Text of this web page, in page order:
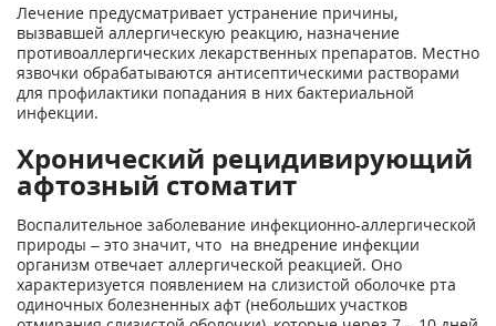
Лечение предусматривает устранение причины,
вызвавшей аллергическую реакцию, назначение
противоаллергических лекарственных препаратов. Местно
язвочки обрабатываются антисептическими растворами
для профилактики попадания в них бактериальной
инфекции.
Хронический рецидивирующий
афтозный стоматит
Воспалительное заболевание инфекционно-аллергической
природы – это значит, что на внедрение инфекции
организм отвечает аллергической реакцией. Оно
характеризуется появлением на слизистой оболочке рта
одиночных болезненных афт (небольших участков